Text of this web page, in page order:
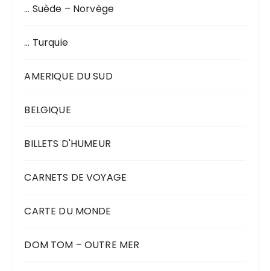
… Suède – Norvège
… Turquie
AMERIQUE DU SUD
BELGIQUE
BILLETS D'HUMEUR
CARNETS DE VOYAGE
CARTE DU MONDE
DOM TOM – OUTRE MER